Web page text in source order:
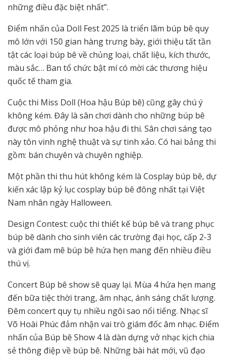
những điều đặc biệt nhất”.
Điểm nhấn của Doll Fest 2025 là triển lãm búp bê quy
mô lớn với 150 gian hàng trưng bày, giới thiệu tất tần
tật các loại búp bê về chủng loại, chất liệu, kích thước,
màu sắc… Ban tổ chức bật mí có mời các thương hiệu
quốc tế tham gia.
Cuộc thi Miss Doll (Hoa hậu Búp bê) cũng gây chú ý
không kém. Đây là sân chơi dành cho những búp bê
được mô phỏng như hoa hậu đi thi. Sân chơi sáng tạo
này tôn vinh nghệ thuật và sự tinh xảo. Có hai bảng thi
gồm: bán chuyên và chuyên nghiệp.
Một phần thi thu hút không kém là Cosplay búp bê, dự
kiến xác lập kỷ lục cosplay búp bê đông nhất tại Việt
Nam nhân ngày Halloween.
Design Contest: cuộc thi thiết kế búp bê và trang phục
búp bê dành cho sinh viên các trường đại học, cấp 2-3
và giới đam mê búp bê hứa hẹn mang đến nhiều điều
thú vị.
Concert Búp bê show sẽ quay lại. Mùa 4 hứa hẹn mang
đến bữa tiệc thời trang, âm nhạc, ánh sáng chất lượng.
Đêm concert quy tụ nhiều ngôi sao nổi tiếng. Nhạc sĩ
Võ Hoài Phúc đảm nhận vai trò giám đốc âm nhạc. Điểm
nhấn của Búp bê Show 4 là dàn dựng vở nhạc kịch chia
sẻ thông điệp về búp bê. Những bài hát mới, vũ đạo